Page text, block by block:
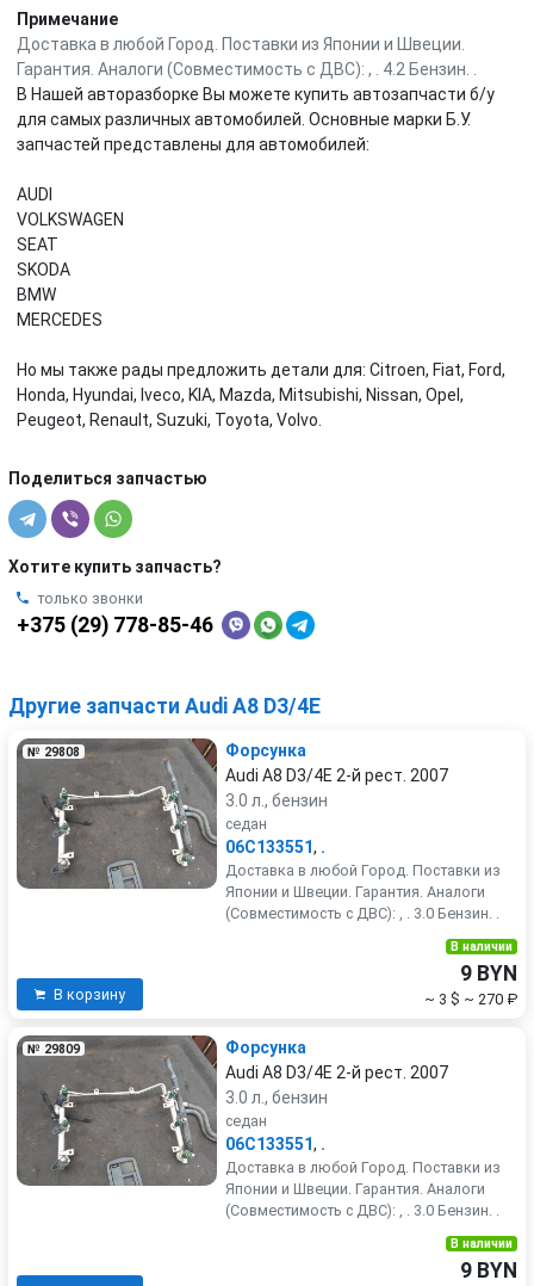
Примечание
Доставка в любой Город. Поставки из Японии и Швеции.
Гарантия. Аналоги (Совместимость с ДВС): , . 4.2 Бензин. .
В Нашей авторазборке Вы можете купить автозапчасти б/у
для самых различных автомобилей. Основные марки Б.У.
запчастей представлены для автомобилей:
AUDI
VOLKSWAGEN
SEAT
SKODA
BMW
MERCEDES
Но мы также рады предложить детали для: Citroen, Fiat, Ford,
Honda, Hyundai, Iveco, KIA, Mazda, Mitsubishi, Nissan, Opel,
Peugeot, Renault, Suzuki, Toyota, Volvo.
Поделиться запчастью
Хотите купить запчасть?
только звонки
+375 (29) 778-85-46
Другие запчасти Audi A8 D3/4E
№ 29808
Форсунка
Audi A8 D3/4E 2-й рест. 2007
3.0 л., бензин
седан
06C133551, .
Доставка в любой Город. Поставки из
Японии и Швеции. Гарантия. Аналоги
(Совместимость с ДВС): , . 3.0 Бензин. .
В корзину
В наличии
9 BYN
~ 3 $ ~ 270 ₽
№ 29809
Форсунка
Audi A8 D3/4E 2-й рест. 2007
3.0 л., бензин
седан
06C133551, .
Доставка в любой Город. Поставки из
Японии и Швеции. Гарантия. Аналоги
(Совместимость с ДВС): , . 3.0 Бензин. .
В наличии
9 BYN